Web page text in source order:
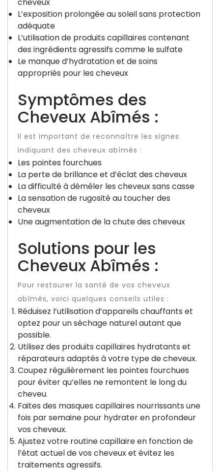
L’exposition prolongée au soleil sans protection
adéquate
L’utilisation de produits capillaires contenant
des ingrédients agressifs comme le sulfate
Le manque d’hydratation et de soins
appropriés pour les cheveux
Symptômes des
Cheveux Abîmés :
Il est important de reconnaître les signes
indiquant des cheveux abîmés :
Les pointes fourchues
La perte de brillance et d’éclat des cheveux
La difficulté à démêler les cheveux sans casse
La sensation de rugosité au toucher des
cheveux
Une augmentation de la chute des cheveux
Solutions pour les
Cheveux Abîmés :
Pour restaurer la santé de vos cheveux
abîmés, voici quelques conseils utiles :
Réduisez l’utilisation d’appareils chauffants et
optez pour un séchage naturel autant que
possible.
Utilisez des produits capillaires hydratants et
réparateurs adaptés à votre type de cheveux.
Coupez régulièrement les pointes fourchues
pour éviter qu’elles ne remontent le long du
cheveu.
Faites des masques capillaires nourrissants une
fois par semaine pour hydrater en profondeur
vos cheveux.
Ajustez votre routine capillaire en fonction de
l’état actuel de vos cheveux et évitez les
traitements agressifs.